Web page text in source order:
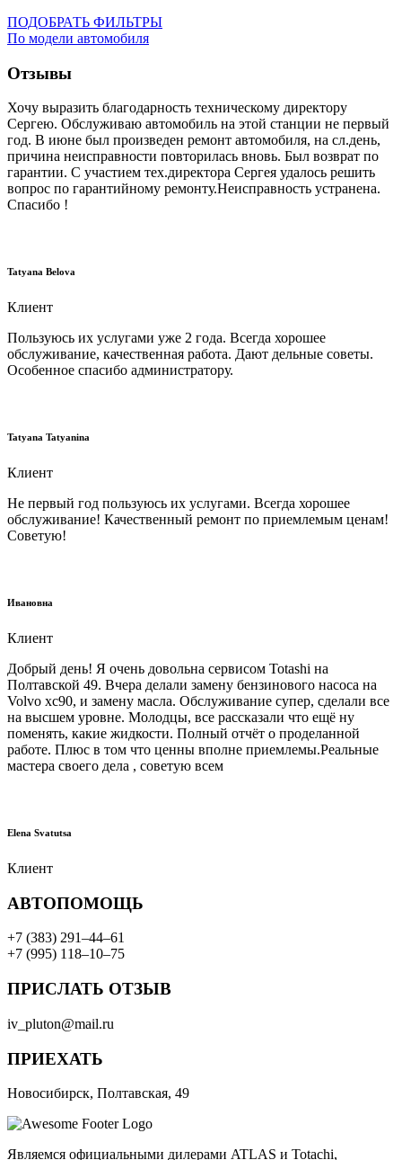
ПОДОБРАТЬ ФИЛЬТРЫ
По модели автомобиля
Отзывы
Хочу выразить благодарность техническому директору
Сергею. Обслуживаю автомобиль на этой станции не первый
год. В июне был произведен ремонт автомобиля, на сл.день,
причина неисправности повторилась вновь. Был возврат по
гарантии. С участием тех.директора Сергея удалось решить
вопрос по гарантийному ремонту.Неисправность устранена.
Спасибо !
Tatyana Belova
Клиент
Пользуюсь их услугами уже 2 года. Всегда хорошее
обслуживание, качественная работа. Дают дельные советы.
Особенное спасибо администратору.
Tatyana Tatyanina
Клиент
Не первый год пользуюсь их услугами. Всегда хорошее
обслуживание! Качественный ремонт по приемлемым ценам!
Советую!
Ивановна
Клиент
Добрый день! Я очень довольна сервисом Totashi на
Полтавской 49. Вчера делали замену бензинового насоса на
Volvo xc90, и замену масла. Обслуживание супер, сделали все
на высшем уровне. Молодцы, все рассказали что ещё ну
поменять, какие жидкости. Полный отчёт о проделанной
работе. Плюс в том что ценны вполне приемлемы.Реальные
мастера своего дела , советую всем
Elena Svatutsa
Клиент
АВТОПОМОЩЬ
+7 (383) 291–44–61
+7 (995) 118–10–75
ПРИСЛАТЬ ОТЗЫВ
iv_pluton@mail.ru
ПРИЕХАТЬ
Новосибирск, Полтавская, 49
Являемся официальными дилерами ATLAS и Totachi,